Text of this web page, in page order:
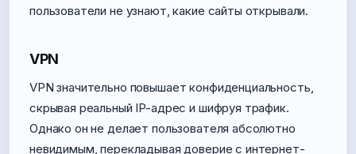
пользователи не узнают, какие сайты открывали.
VPN
VPN значительно повышает конфиденциальность,
скрывая реальный IP-адрес и шифруя трафик.
Однако он не делает пользователя абсолютно
невидимым, перекладывая доверие с интернет-